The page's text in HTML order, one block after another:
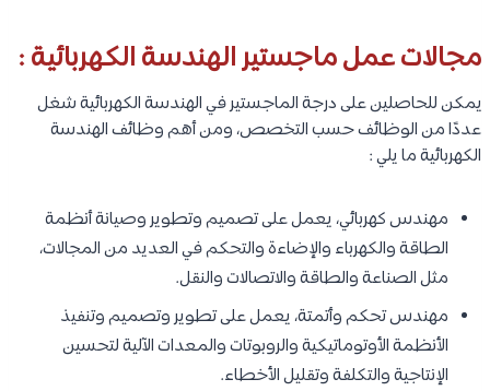
مجالات عمل ماجستير الهندسة الكهربائية :
يمكن للحاصلين على درجة الماجستير في الهندسة الكهربائية شغل
عددًا من الوظائف حسب التخصص، ومن أهم وظائف الهندسة
الكهربائية ما يلي :
مهندس كهربائي، يعمل على تصميم وتطوير وصيانة أنظمة
الطاقة والكهرباء والإضاءة والتحكم في العديد من المجالات،
مثل الصناعة والطاقة والاتصالات والنقل.
مهندس تحكم وأتمتة، يعمل على تطوير وتصميم وتنفيذ
الأنظمة الأوتوماتيكية والروبوتات والمعدات الآلية لتحسين
الإنتاجية والتكلفة وتقليل الأخطاء.